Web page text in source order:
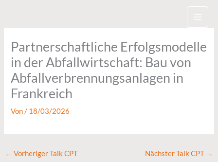
Partnerschaftliche Erfolgsmodelle
in der Abfallwirtschaft: Bau von
Abfallverbrennungsanlagen in
Frankreich
Von/ 18/03/2026
← Vorheriger Talk CPT Nächster Talk CPT →